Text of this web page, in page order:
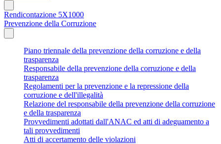
Rendicontazione 5X1000
Prevenzione della Corruzione
Piano triennale della prevenzione della corruzione e della
trasparenza
Responsabile della prevenzione della corruzione e della
trasparenza
Regolamenti per la prevenzione e la repressione della
corruzione e dell'illegalità
Relazione del responsabile della prevenzione della corruzione
e della trasparenza
Provvedimenti adottati dall'ANAC ed atti di adeguamento a
tali provvedimenti
Atti di accertamento delle violazioni